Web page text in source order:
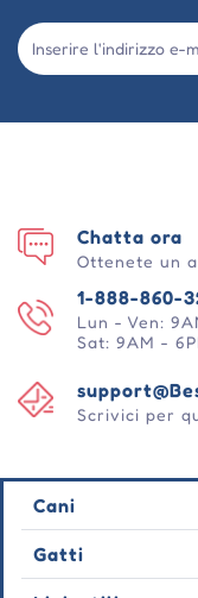
1-888-860-
Lun - Ven:
Sat: 9AM -
Scrivici per
Chatta ora
Ottenete un
Cani
Pulci e zecche
Vermi cardiaci
Gatti
Pulci e zecche